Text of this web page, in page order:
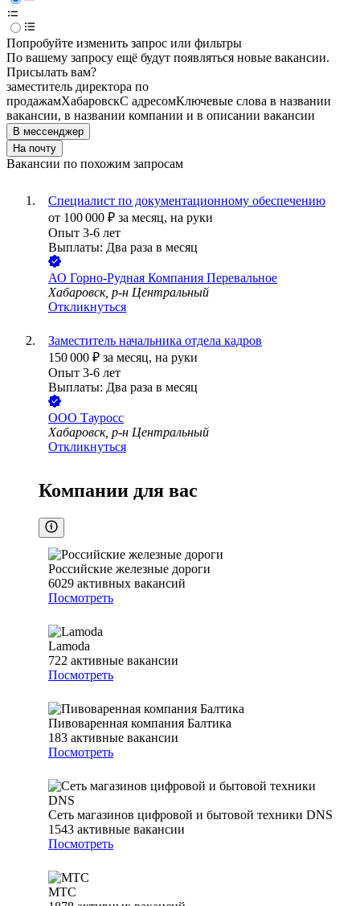
Попробуйте изменить запрос или фильтры
По вашему запросу ещё будут появляться новые вакансии.
Присылать вам?
заместитель директора по
продажамХабаровскС адресомКлючевые слова в названии
вакансии, в названии компании и в описании вакансии
В мессенджер
На почту
Вакансии по похожим запросам
Специалист по документационному обеспечению
от 100 000 ₽ за месяц, на руки
Опыт 3-6 лет
Выплаты: Два раза в месяц
АО Горно-Рудная Компания Перевальное
Хабаровск, р-н Центральный
Откликнуться
Заместитель начальника отдела кадров
150 000 ₽ за месяц, на руки
Опыт 3-6 лет
Выплаты: Два раза в месяц
ООО Тауросс
Хабаровск, р-н Центральный
Откликнуться
Компании для вас
Российские железные дороги
6029 активных вакансий
Посмотреть
Lamoda
722 активные вакансии
Посмотреть
Пивоваренная компания Балтика
183 активные вакансии
Посмотреть
Сеть магазинов цифровой и бытовой техники DNS
1543 активные вакансии
Посмотреть
МТС